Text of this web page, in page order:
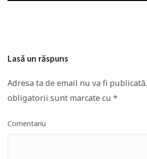
Lasă un răspuns
Adresa ta de email nu va fi publicată.
obligatorii sunt marcate cu *
Comentariu